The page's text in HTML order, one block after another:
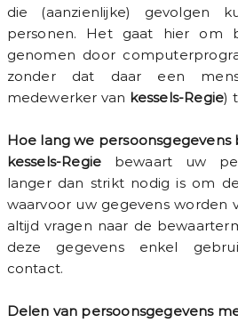
die (aanzienlijke) gevolgen
personen. Het gaat hier om
genomen door
zonder dat daar een
medewerker van kessels-Regie)
Hoe lang we persoonsgegevens
kessels-Regie bewaart uw
langer dan strikt nodig is om
waarvoor uw gegevens worden
altijd vragen naar de
deze gegevens enkel
contact.
Delen van persoonsgegevens